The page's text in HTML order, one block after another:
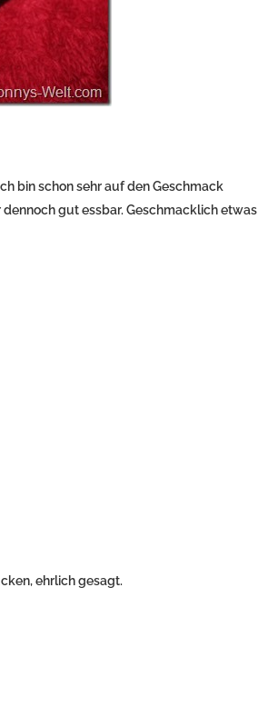
bin schon sehr auf den Geschmack
gut essbar. Geschmacklich etwas
ehrlich gesagt.